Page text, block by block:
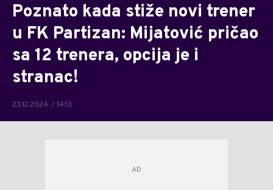
Poznato kada stiže novi trener
u FK Partizan: Mijatović pričao
sa 12 trenera, opcija je i
stranac!
23.12.2024. / 14:13